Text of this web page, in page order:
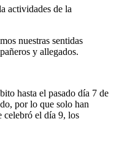
actividades de la
nuestras sentidas
y allegados.
hasta el pasado día 7 de
por lo que solo han
celebró el día 9, los